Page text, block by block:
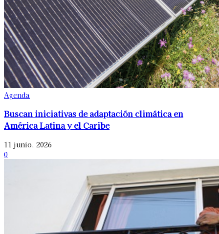
Agenda
Buscan iniciativas de adaptación climática en
América Latina y el Caribe
11 junio, 2026
0